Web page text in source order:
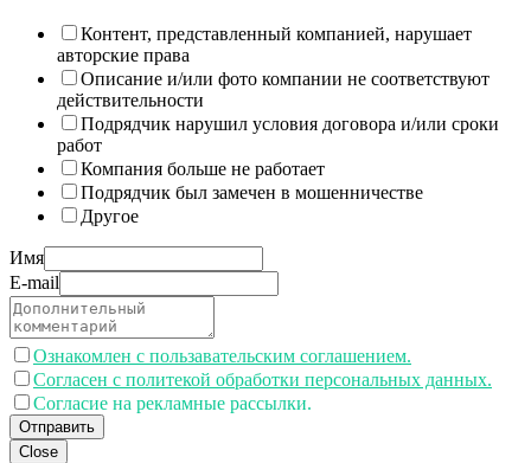
Контент, представленный компанией, нарушает
авторские права
Описание и/или фото компании не соответствуют
действительности
Подрядчик нарушил условия договора и/или сроки
работ
Компания больше не работает
Подрядчик был замечен в мошенничестве
Другое
Имя
E-mail
Ознакомлен с пользавательским соглашением.
Согласен с политекой обработки персональных данных.
Согласие на рекламные рассылки.
Отправить
Close